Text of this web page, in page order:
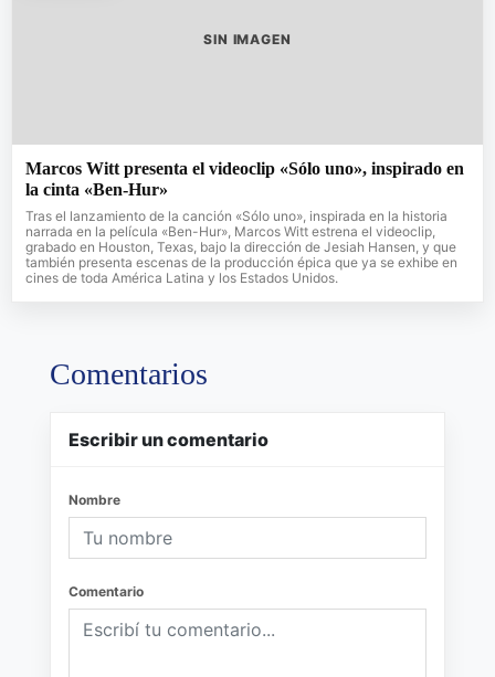
SIN IMAGEN
Marcos Witt presenta el videoclip «Sólo uno», inspirado en
la cinta «Ben-Hur»
Tras el lanzamiento de la canción «Sólo uno», inspirada en la historia
narrada en la película «Ben-Hur», Marcos Witt estrena el videoclip,
grabado en Houston, Texas, bajo la dirección de Jesiah Hansen, y que
también presenta escenas de la producción épica que ya se exhibe en
cines de toda América Latina y los Estados Unidos.
Comentarios
Escribir un comentario
Nombre
Comentario